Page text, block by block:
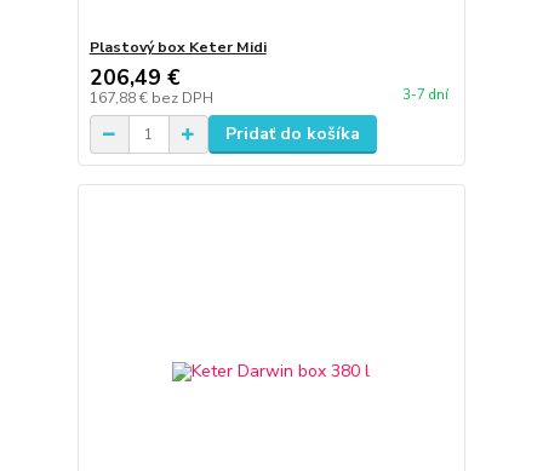
Plastový box Keter Midi
206,49 €
167,88 € bez DPH 3-7 dní
Pridať do košíka